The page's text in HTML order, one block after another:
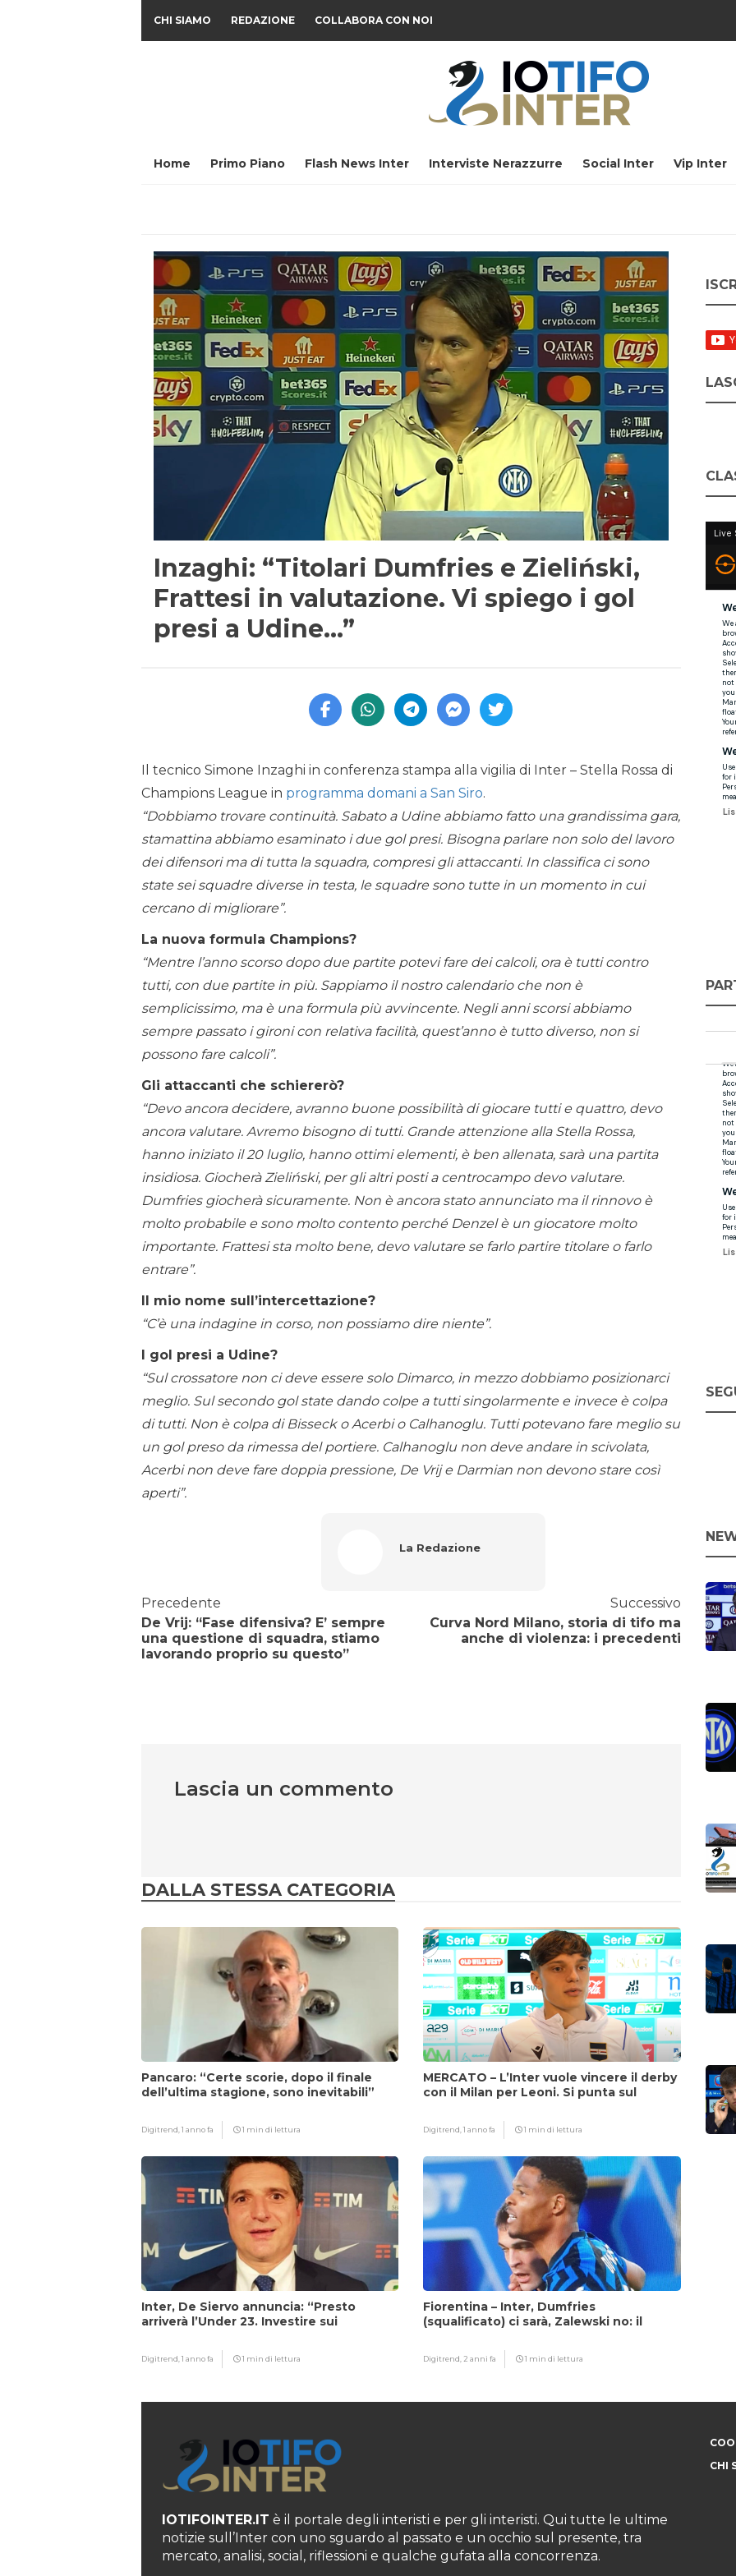
CHI SIAMO REDAZIONE COLLABORA CON NOI
Home Primo Piano Flash News Inter Interviste Nerazzurre Social Inter Vip Inter
Inzaghi: “Titolari Dumfries e Zieliński,
Frattesi in valutazione. Vi spiego i gol
presi a Udine…”
Il tecnico Simone Inzaghi in conferenza stampa alla vigilia di Inter – Stella Rossa di
Champions League in programma domani a San Siro.
“Dobbiamo trovare continuità. Sabato a Udine abbiamo fatto una grandissima gara,
stamattina abbiamo esaminato i due gol presi. Bisogna parlare non solo del lavoro
dei difensori ma di tutta la squadra, compresi gli attaccanti. In classifica ci sono
state sei squadre diverse in testa, le squadre sono tutte in un momento in cui
cercano di migliorare”.
La nuova formula Champions?
“Mentre l’anno scorso dopo due partite potevi fare dei calcoli, ora è tutti contro
tutti, con due partite in più. Sappiamo il nostro calendario che non è
semplicissimo, ma è una formula più avvincente. Negli anni scorsi abbiamo
sempre passato i gironi con relativa facilità, quest’anno è tutto diverso, non si
possono fare calcoli”.
Gli attaccanti che schiererò?
“Devo ancora decidere, avranno buone possibilità di giocare tutti e quattro, devo
ancora valutare. Avremo bisogno di tutti. Grande attenzione alla Stella Rossa,
hanno iniziato il 20 luglio, hanno ottimi elementi, è ben allenata, sarà una partita
insidiosa. Giocherà Zieliński, per gli altri posti a centrocampo devo valutare.
Dumfries giocherà sicuramente. Non è ancora stato annunciato ma il rinnovo è
molto probabile e sono molto contento perché Denzel è un giocatore molto
importante. Frattesi sta molto bene, devo valutare se farlo partire titolare o farlo
entrare”.
Il mio nome sull’intercettazione?
“C’è una indagine in corso, non possiamo dire niente”.
I gol presi a Udine?
“Sul crossatore non ci deve essere solo Dimarco, in mezzo dobbiamo posizionarci
meglio. Sul secondo gol state dando colpe a tutti singolarmente e invece è colpa
di tutti. Non è colpa di Bisseck o Acerbi o Calhanoglu. Tutti potevano fare meglio su
un gol preso da rimessa del portiere. Calhanoglu non deve andare in scivolata,
Acerbi non deve fare doppia pressione, De Vrij e Darmian non devono stare così
aperti”.
La Redazione
Precedente
De Vrij: “Fase difensiva? E’ sempre
una questione di squadra, stiamo
lavorando proprio su questo”
Successivo
Curva Nord Milano, storia di tifo ma
anche di violenza: i precedenti
Lascia un commento
DALLA STESSA CATEGORIA
Pancaro: “Certe scorie, dopo il finale
dell’ultima stagione, sono inevitabili”
Digitrend,1 anno fa 1 min di lettura
MERCATO – L’Inter vuole vincere il derby
con il Milan per Leoni. Si punta sul
Digitrend,1 anno fa 1 min di lettura
Inter, De Siervo annuncia: “Presto
arriverà l’Under 23. Investire sui
Digitrend,1 anno fa 1 min di lettura
Fiorentina – Inter, Dumfries
(squalificato) ci sarà, Zalewski no: il
Digitrend,2 anni fa 1 min di lettura
IOTIFOINTER.IT è il portale degli interisti e per gli interisti. Qui tutte le ultime
notizie sull’Inter con uno sguardo al passato e un occhio sul presente, tra
mercato, analisi, social, riflessioni e qualche gufata alla concorrenza.
CHI